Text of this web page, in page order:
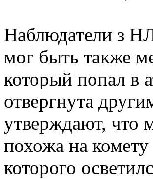
Наблюдатели з
мог быть также
который попал в
отвергнута
утверждают, что
похожа на
которого